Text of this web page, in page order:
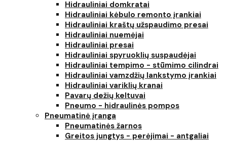
Hidrauliniai domkratai
Hidrauliniai kėbulo remonto įrankiai
Hidrauliniai kraštų užspaudimo presai
Hidrauliniai nuemėjai
Hidrauliniai presai
Hidrauliniai spyruoklių suspaudėjai
Hidrauliniai tempimo - stūmimo cilindrai
Hidrauliniai vamzdžių lankstymo įrankiai
Hidrauliniai variklių kranai
Pavarų dežių keltuvai
Pneumo - hidraulinės pompos
Pneumatinė įranga
Pneumatinės žarnos
Greitos jungtys - perėjimai - antgaliai